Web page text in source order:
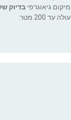
מיקום גיאוגרפי בדיוק של 50
עולה עד 200 מטר.